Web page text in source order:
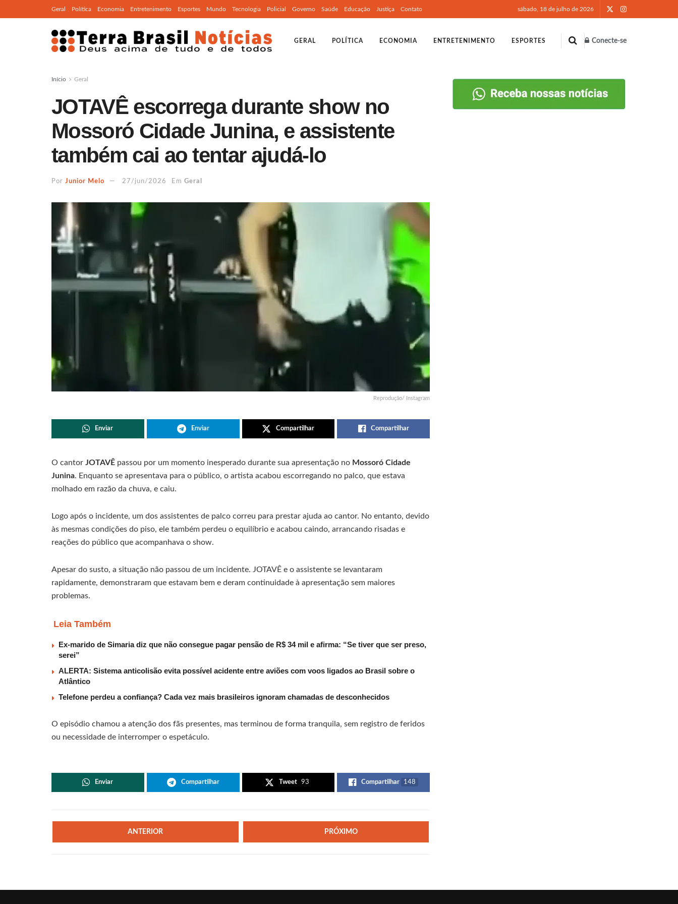
Geral Política Economia Entretenimento Esportes Mundo Tecnologia Policial Governo Saúde Educação Justiça Contato sábado, 18 de julho de 2026
GERAL POLÍTICA ECONOMIA ENTRETENIMENTO ESPORTES Conecte-se
Início Geral
JOTAVÊ escorrega durante show no
Mossoró Cidade Junina, e assistente
também cai ao tentar ajudá-lo
Por Junior Melo 27/jun/2026 Em Geral
Reprodução/ Instagram
Enviar Enviar Compartilhar Compartilhar
O cantor JOTAVÊ passou por um momento inesperado durante sua apresentação no Mossoró Cidade
Junina. Enquanto se apresentava para o público, o artista acabou escorregando no palco, que estava
molhado em razão da chuva, e caiu.
Logo após o incidente, um dos assistentes de palco correu para prestar ajuda ao cantor. No entanto, devido
às mesmas condições do piso, ele também perdeu o equilíbrio e acabou caindo, arrancando risadas e
reações do público que acompanhava o show.
Apesar do susto, a situação não passou de um incidente. JOTAVÊ e o assistente se levantaram
rapidamente, demonstraram que estavam bem e deram continuidade à apresentação sem maiores
problemas.
Leia Também
Ex-marido de Simaria diz que não consegue pagar pensão de R$ 34 mil e afirma: “Se tiver que ser preso,
serei”
ALERTA: Sistema anticolisão evita possível acidente entre aviões com voos ligados ao Brasil sobre o
Atlântico
Telefone perdeu a confiança? Cada vez mais brasileiros ignoram chamadas de desconhecidos
O episódio chamou a atenção dos fãs presentes, mas terminou de forma tranquila, sem registro de feridos
ou necessidade de interromper o espetáculo.
Enviar Compartilhar Tweet 93 Compartilhar 148
ANTERIOR PRÓXIMO